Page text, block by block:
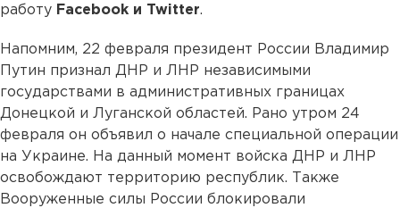
работу Facebook и Twitter.
Напомним, 22 февраля президент России Владимир
Путин признал ДНР и ЛНР независимыми
государствами в административных границах
Донецкой и Луганской областей. Рано утром 24
февраля он объявил о начале специальной операции
на Украине. На данный момент войска ДНР и ЛНР
освобождают территорию республик. Также
Вооруженные силы России блокировали